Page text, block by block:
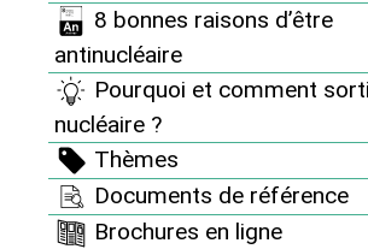
8 bonnes raisons d’être
antinucléaire
Pourquoi et comment
nucléaire ?
Thèmes
Documents de référence
Brochures en ligne
Catalogue Sortir du nuclaire
Le saviez-vous ?
Le Réseau "Sortir du nucléaire"
contre-pouvoir citoyen. Totalement